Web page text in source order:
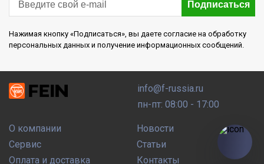
Подписаться
Нажимая кнопку «Подписаться», вы даете согласие на обработку
персональных данных и получение информационных сообщений.
О компании
Сервис
Оплата и доставка
Новости
Статьи
Контакты
info@f-russia.ru
пн-пт: 08:00 - 17:00